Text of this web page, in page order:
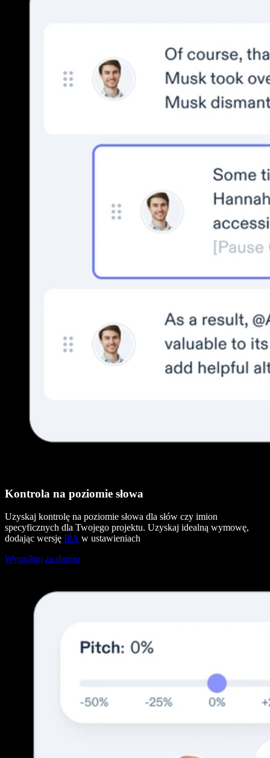
Kontrola na poziomie słowa
Uzyskaj kontrolę na poziomie słowa dla słów czy imion
specyficznych dla Twojego projektu. Uzyskaj idealną wymowę,
dodając wersję IPA w ustawieniach
Wypróbuj za darmo